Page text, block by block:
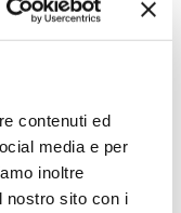
contenuti ed
media e per
inoltre
nostro sito con i
per la